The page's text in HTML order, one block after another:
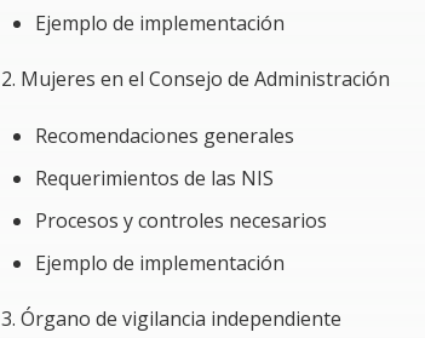
el cumplimiento de la Ley General de
Conocerás la normatividad mínima a
empresa.
Problemática a resolver
La administración y buenas prácticas
el entorno empresarial; empero, al estar
para evitar lo siguiente:
Ejemplo de implementación
2. Mujeres en el Consejo de Administración
Recomendaciones generales
Requerimientos de las NIS
Procesos y controles necesarios
Ejemplo de implementación
3. Órgano de vigilancia independiente